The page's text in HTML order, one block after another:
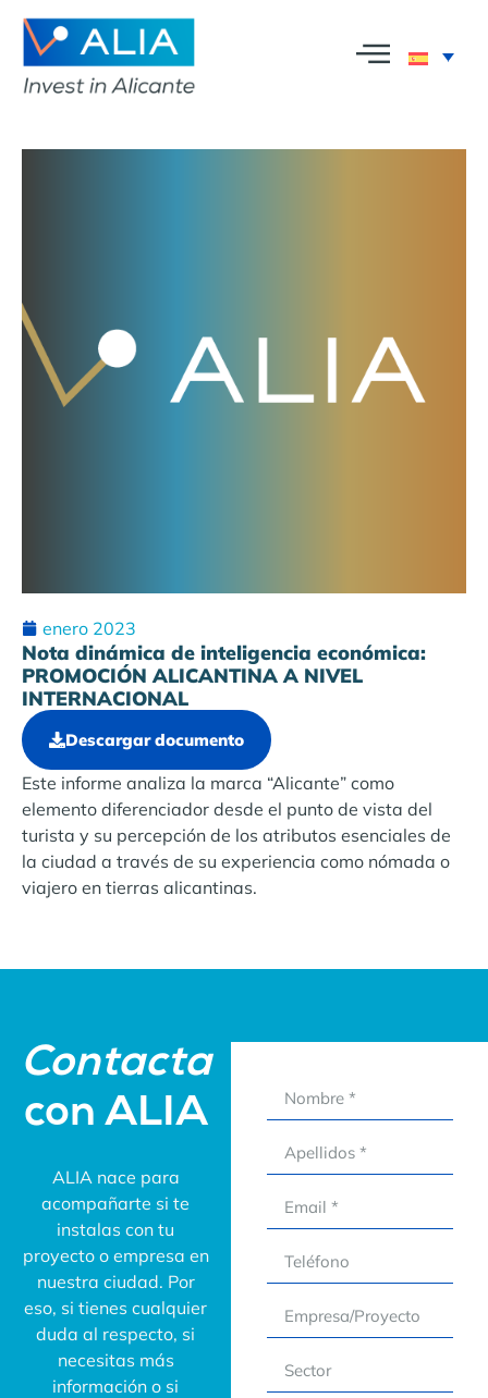
enero 2023
Nota dinámica de inteligencia económica:
PROMOCIÓN ALICANTINA A NIVEL
INTERNACIONAL
Descargar documento
Este informe analiza la marca “Alicante” como
elemento diferenciador desde el punto de vista del
turista y su percepción de los atributos esenciales de
la ciudad a través de su experiencia como nómada o
viajero en tierras alicantinas.
Contacta
con ALIA
ALIA nace para
acompañarte si te
instalas con tu
proyecto o empresa en
nuestra ciudad. Por
eso, si tienes cualquier
duda al respecto, si
necesitas más
información o si